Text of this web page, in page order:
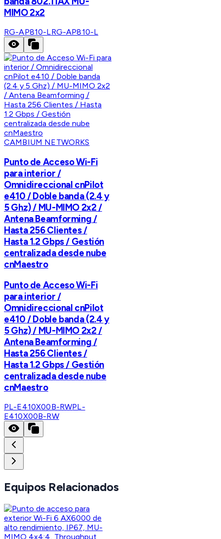
MIMO 2x2
RG-AP810-LRG-AP810-L
CAMBIUM NETWORKS
Punto de Acceso Wi-Fi
para interior /
Omnidireccional cnPilot
e410 / Doble banda (2.4 y
5 Ghz) / MU-MIMO 2x2 /
Antena Beamforming /
Hasta 256 Clientes /
Hasta 1.2 Gbps / Gestión
centralizada desde nube
cnMaestro
Punto de Acceso Wi-Fi
para interior /
Omnidireccional cnPilot
e410 / Doble banda (2.4 y
5 Ghz) / MU-MIMO 2x2 /
Antena Beamforming /
Hasta 256 Clientes /
Hasta 1.2 Gbps / Gestión
centralizada desde nube
cnMaestro
PL-E410X00B-RWPL-
E410X00B-RW
Equipos Relacionados